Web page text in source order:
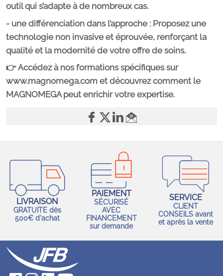
outil qui s’adapte à de nombreux cas.
- une différenciation dans l’approche : Proposez une
technologie non invasive et éprouvée, renforçant la
qualité et la modernité de votre offre de soins.
👉 Accédez à nos formations spécifiques sur
www.magnomega.com et découvrez comment le
MAGNOMEGA peut enrichir votre expertise.
LIVRAISON
GRATUITE dès
500€ d'achat
PAIEMENT
SÉCURISÉ
AVEC
FINANCEMENT
sur demande
SERVICE
CLIENT
CONSEILS avant
et après la vente